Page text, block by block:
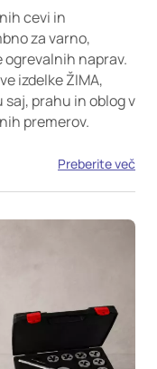
cevi in
za varno,
naprav.
izdelke ŽIMA,
prahu in oblog v
premerov.
Preberite več